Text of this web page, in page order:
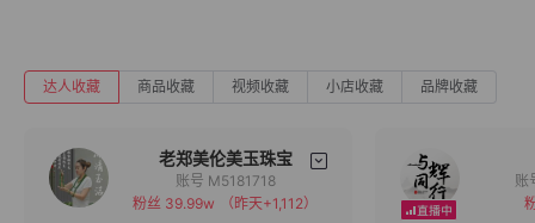
达人收藏 商品收藏 视频收藏 小店收藏 品牌收藏
老郑美伦美玉珠宝
备注
账号 M5181718
粉丝 39.99w
（昨天+1,112）